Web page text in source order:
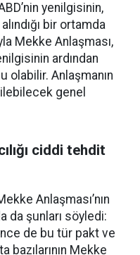
yenilgisinin,
bir ortamda
Mekke Anlaşması,
ardından
olabilir. Anlaşmanın
genel
ciddi tehdit
Anlaşması’nın
da şunları söyledi:
de bu tür pakt ve
bazılarının Mekke